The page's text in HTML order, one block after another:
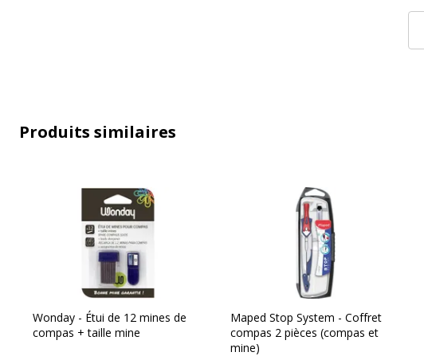
Données d'identification
Marque Wonday
Référence produit fabricant FC0200073
Produits similaires
Wonday - Étui de 12 mines de
compas + taille mine
Maped Stop System - Coffret
compas 2 pièces (compas et
mine)